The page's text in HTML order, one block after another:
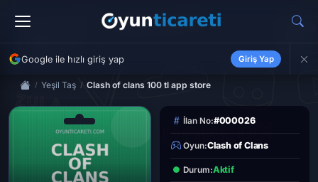
Google ile hızlı giriş yap Giriş Yap
Yeşil Taş Clash of clans 100 tl app store
İlan No:#000026
Oyun:Clash of Clans
Durum:Aktif